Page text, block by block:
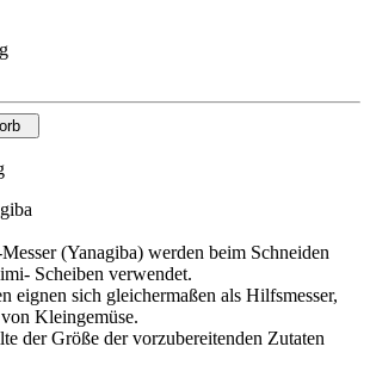
(Yanagiba) werden beim Schneiden
Scheiben verwendet.
eignen sich gleichermaßen als Hilfsmesser,
Kleingemüse.
der Größe der vorzubereitenden Zutaten